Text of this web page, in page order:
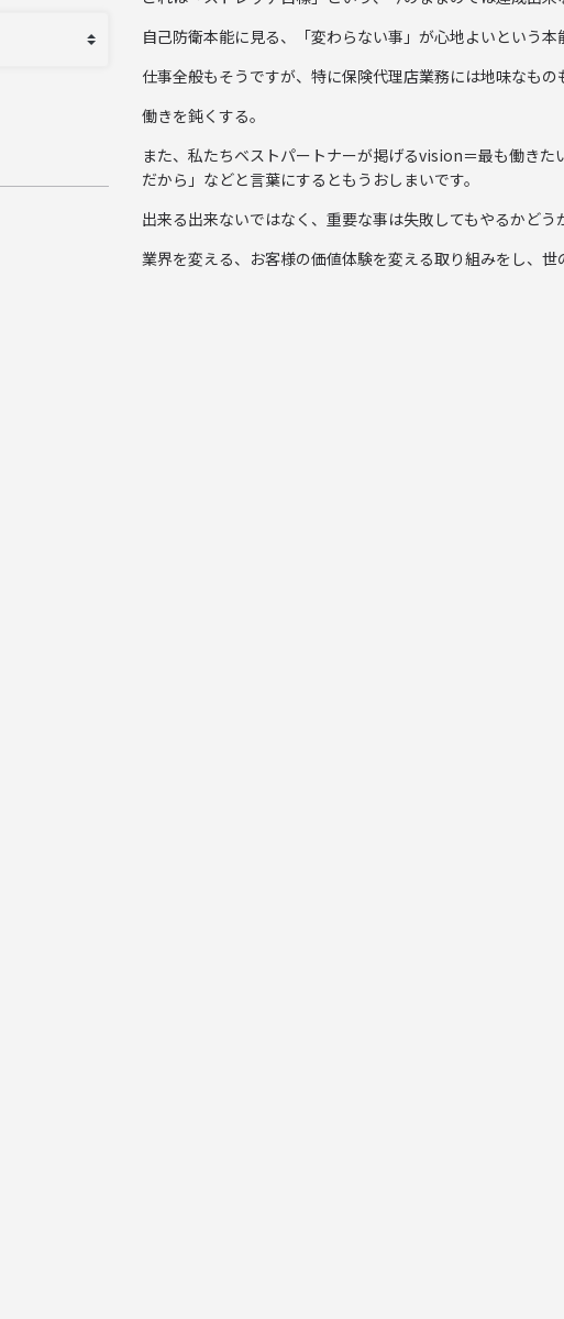
自己防衛本能に見る、「変わらない事」が心地よいという
仕事全般もそうですが、特に保険代理店業務には地味なも
働きを鈍くする。
また、私たちベストパートナーが掲げるvision＝最も働き
だから」などと言葉にするともうおしまいです。
出来る出来ないではなく、重要な事は失敗してもやるかどう
業界を変える、お客様の価値体験を変える取り組みをし、